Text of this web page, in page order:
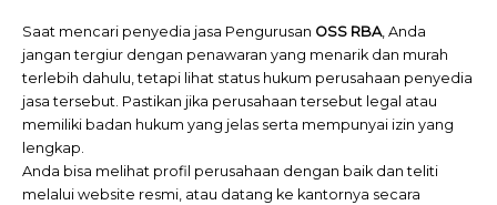
Saat mencari penyedia jasa Pengurusan OSS RBA, Anda
jangan tergiur dengan penawaran yang menarik dan murah
terlebih dahulu, tetapi lihat status hukum perusahaan penyedia
jasa tersebut. Pastikan jika perusahaan tersebut legal atau
memiliki badan hukum yang jelas serta mempunyai izin yang
lengkap.
Anda bisa melihat profil perusahaan dengan baik dan teliti
melalui website resmi, atau datang ke kantornya secara